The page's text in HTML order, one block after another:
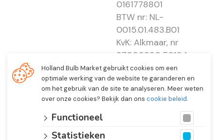
0161778801
BTW nr: NL-
0015.01.483.B01
KvK: Alkmaar, nr
37000830 E0194 -
EBO 505
Holland Bulb Market gebruikt cookies om een
optimale werking van de website te garanderen en
om het gebruik van de site te analyseren. Meer weten
over onze cookies? Bekijk dan ons cookie beleid.
Functioneel
Statistieken